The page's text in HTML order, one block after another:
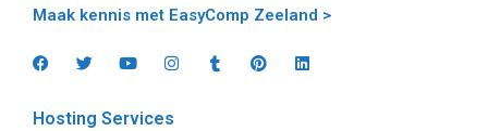
Maak kennis met EasyComp Zeeland >
Hosting Services